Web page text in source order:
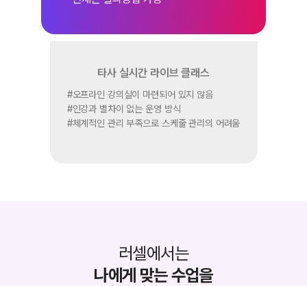
타사 실시간 라이브 클래스
#오프라인 강의실이
마련되어 있지 않음
#인강과 별차이 없는 운영 방식
#체계적인 관리 부족으로스케줄 관리의 어려움
러셀에서는
나에게 맞는 수업을